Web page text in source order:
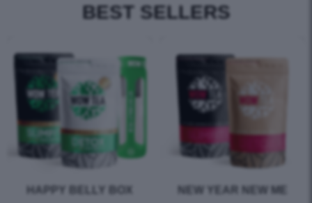
BEST SELLERS
HAPPY BELLY BOX NEW YEAR NEW ME